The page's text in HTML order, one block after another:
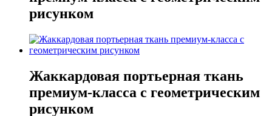
рисунком
Жаккардовая портьерная ткань
премиум-класса с геометрическим
рисунком